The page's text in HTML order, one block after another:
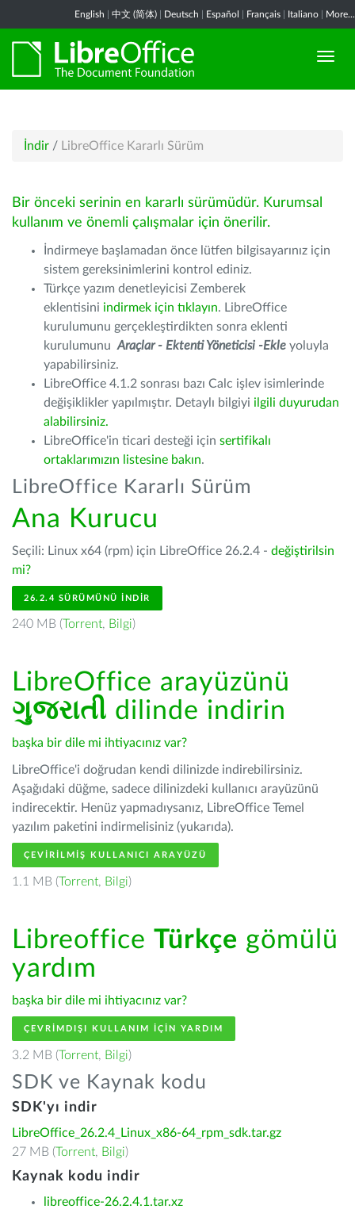
English 中文 (简体) Deutsch Español Français Italiano More...
İndir / LibreOffice Kararlı Sürüm
Bir önceki serinin en kararlı sürümüdür. Kurumsal
kullanım ve önemli çalışmalar için önerilir.
İndirmeye başlamadan önce lütfen bilgisayarınız için
sistem gereksinimlerini kontrol ediniz.
Türkçe yazım denetleyicisi Zemberek
eklentisini indirmek için tıklayın. LibreOffice
kurulumunu gerçekleştirdikten sonra eklenti
kurulumunu Araçlar - Ektenti Yöneticisi -Ekle yoluyla
yapabilirsiniz.
LibreOffice 4.1.2 sonrası bazı Calc işlev isimlerinde
değişiklikler yapılmıştır. Detaylı bilgiyi ilgili duyurudan
alabilirsiniz.
LibreOffice'in ticari desteği için sertifikalı
ortaklarımızın listesine bakın.
LibreOffice Kararlı Sürüm
Ana Kurucu
Seçili: Linux x64 (rpm) için LibreOffice 26.2.4 - değiştirilsin
mi?
26.2.4 SÜRÜMÜNÜ İNDIR
240 MB (Torrent, Bilgi)
LibreOffice arayüzünü
ગુજરાતી dilinde indirin
başka bir dile mi ihtiyacınız var?
LibreOffice'i doğrudan kendi dilinizde indirebilirsiniz.
Aşağıdaki düğme, sadece dilinizdeki kullanıcı arayüzünü
indirecektir. Henüz yapmadıysanız, LibreOffice Temel
yazılım paketini indirmelisiniz (yukarıda).
ÇEVIRILMIŞ KULLANICI ARAYÜZÜ
1.1 MB (Torrent, Bilgi)
Libreoffice Türkçe gömülü
yardım
başka bir dile mi ihtiyacınız var?
ÇEVRIMDIŞI KULLANIM IÇIN YARDIM
3.2 MB (Torrent, Bilgi)
SDK ve Kaynak kodu
SDK'yı indir
LibreOffice_26.2.4_Linux_x86-64_rpm_sdk.tar.gz
27 MB (Torrent, Bilgi)
Kaynak kodu indir
libreoffice-26.2.4.1.tar.xz